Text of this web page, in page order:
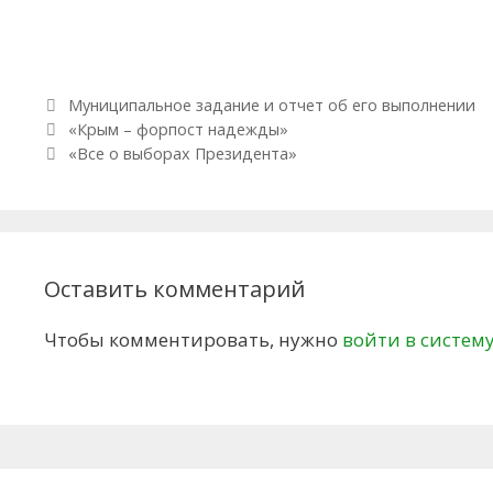
Рубрики
Муниципальное задание и отчет об его выполнении
Навигация по записям
«Крым – форпост надежды»
«Все о выборах Президента»
Оставить комментарий
Чтобы комментировать, нужно войти в